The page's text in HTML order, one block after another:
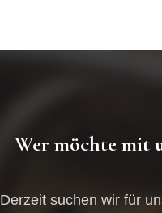
Wer möchte mit
Derzeit suchen wir für